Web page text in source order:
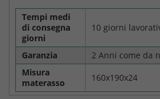
Tempi medi
di consegna
giorni
10 giorni
Garanzia
2 Anni come da
Misura
materasso
160x190x24